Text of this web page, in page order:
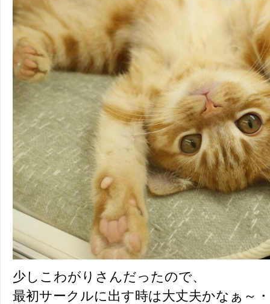
少しこわがりさんだったので、
最初サークルに出す時は大丈夫かなぁ～